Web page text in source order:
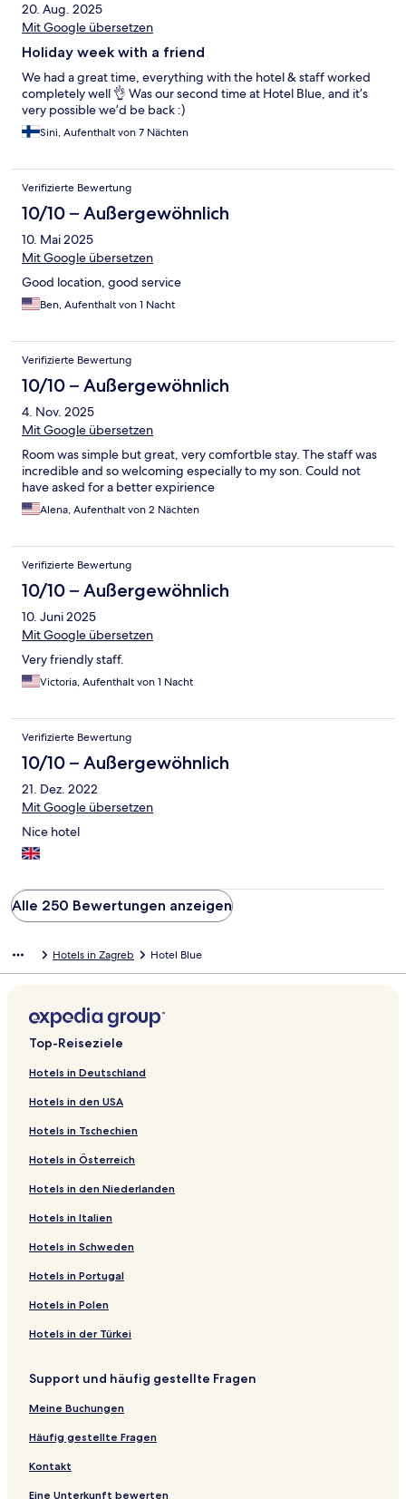
20. Aug. 2025
Mit Google übersetzen
Holiday week with a friend
We had a great time, everything with the hotel & staff worked
completely well 👌 Was our second time at Hotel Blue, and it’s
very possible we’d be back :)
Sini, Aufenthalt von 7 Nächten
Verifizierte Bewertung
10/10 – Außergewöhnlich
10. Mai 2025
Mit Google übersetzen
Good location, good service
Ben, Aufenthalt von 1 Nacht
Verifizierte Bewertung
10/10 – Außergewöhnlich
4. Nov. 2025
Mit Google übersetzen
Room was simple but great, very comfortble stay. The staff was
incredible and so welcoming especially to my son. Could not
have asked for a better expirience
Alena, Aufenthalt von 2 Nächten
Verifizierte Bewertung
10/10 – Außergewöhnlich
10. Juni 2025
Mit Google übersetzen
Very friendly staff.
Victoria, Aufenthalt von 1 Nacht
Verifizierte Bewertung
10/10 – Außergewöhnlich
21. Dez. 2022
Mit Google übersetzen
Nice hotel
Alle 250 Bewertungen anzeigen
Hotels in Zagreb Hotel Blue
Top-Reiseziele
Hotels in Deutschland
Hotels in den USA
Hotels in Tschechien
Hotels in Österreich
Hotels in den Niederlanden
Hotels in Italien
Hotels in Schweden
Hotels in Portugal
Hotels in Polen
Hotels in der Türkei
Support und häufig gestellte Fragen
Meine Buchungen
Häufig gestellte Fragen
Kontakt
Eine Unterkunft bewerten